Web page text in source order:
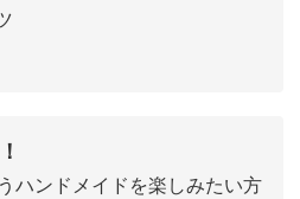
ハンドメイドを楽しみたい方